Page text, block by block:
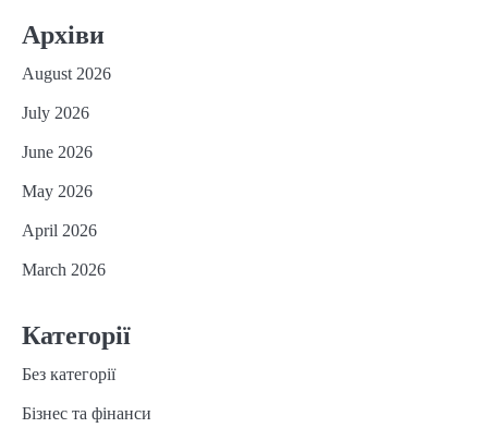
Архіви
August 2026
July 2026
June 2026
May 2026
April 2026
March 2026
Категорії
Без категорії
Бізнес та фінанси